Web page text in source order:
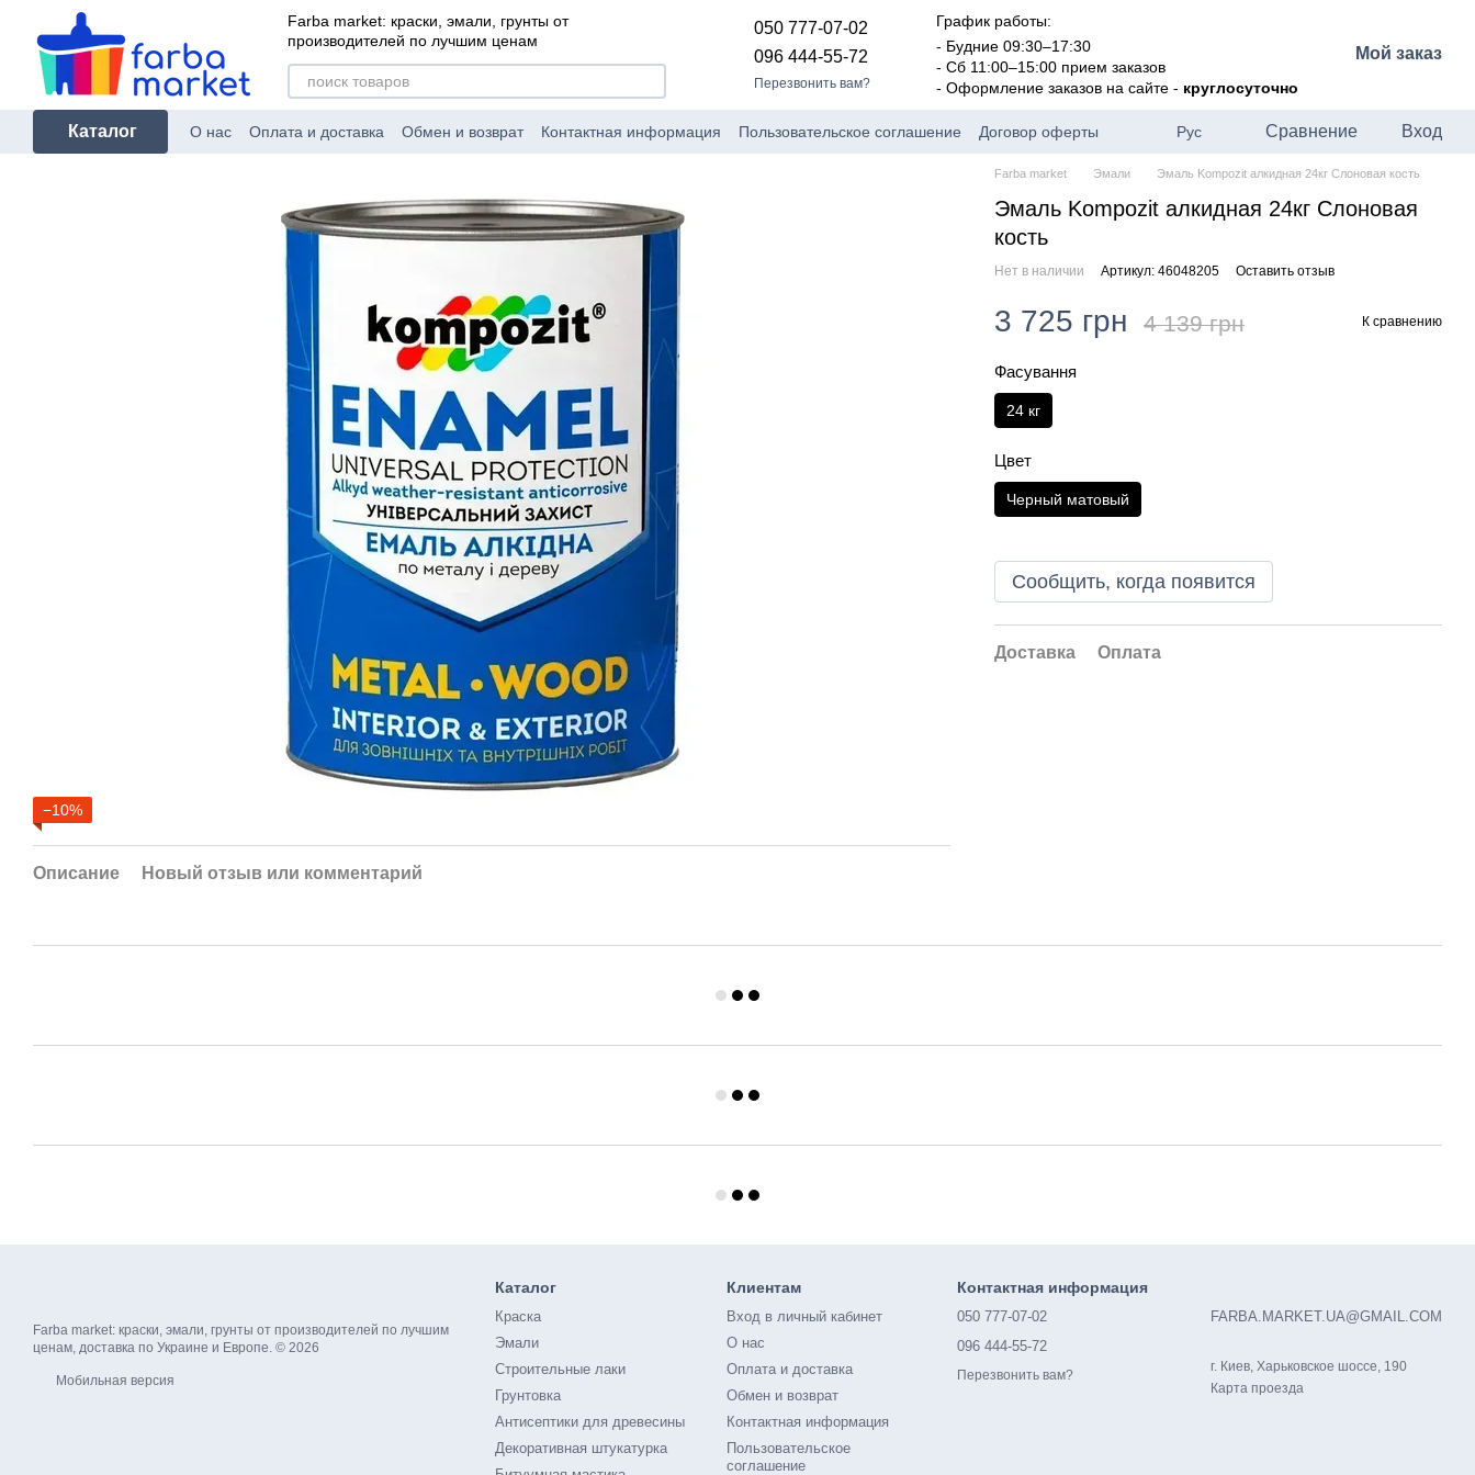
Перейти к основному контенту
Farba market: краски, эмали, грунты от
производителей по лучшим ценам
050 777-07-02
096 444-55-72
Перезвонить вам?
График работы:
- Будние 09:30–17:30
- Сб 11:00–15:00 прием заказов
- Оформление заказов на сайте - круглосуточно
Мой заказ
Каталог О нас Оплата и доставка Обмен и возврат Контактная информация Пользовательское соглашение Договор оферты Рус Сравнение Вход
−10%
Описание Новый отзыв или комментарий
Farba market Эмали Эмаль Kompozit алкидная 24кг Слоновая кость
Эмаль Kompozit алкидная 24кг Слоновая
кость
Нет в наличии Артикул: 46048205 Оставить отзыв
3 725 грн 4 139 грн К сравнению
Фасування
24 кг
Цвет
Черный матовый
Сообщить, когда появится
Доставка Оплата
Farba market: краски, эмали, грунты от производителей по лучшим
ценам, доставка по Украине и Европе. © 2026
Мобильная версия
Каталог
Краска
Эмали
Строительные лаки
Грунтовка
Антисептики для древесины
Декоративная штукатурка
Клиентам
Вход в личный кабинет
О нас
Оплата и доставка
Обмен и возврат
Контактная информация
Пользовательское
соглашение
Контактная информация
050 777-07-02
096 444-55-72
Перезвонить вам?
FARBA.MARKET.UA@GMAIL.COM
г. Киев, Харьковское шоссе, 190
Карта проезда